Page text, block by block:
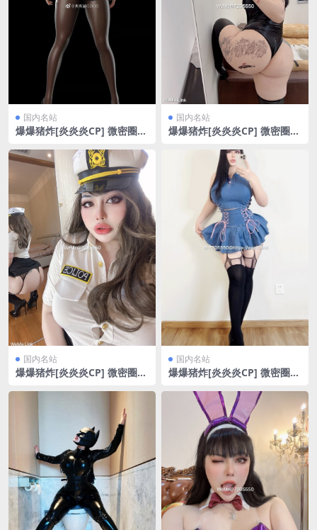
国内名站
爆爆猪炸[炎炎炎CP] 微密圈
GB]
国内名站
爆爆猪炸[炎炎炎CP] 微密圈
国内名站
爆爆猪炸[炎炎炎CP] 微密圈
国内名站
爆爆猪炸[炎炎炎CP] 微密圈